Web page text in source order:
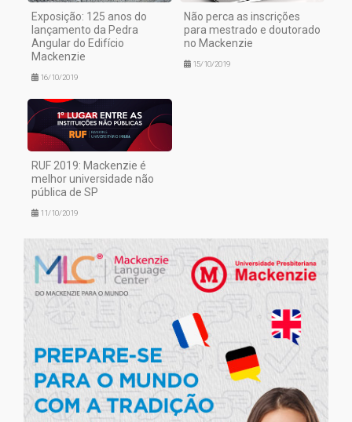
Exposição: 125 anos do
lançamento da Pedra
Angular do Edifício
Mackenzie
16/10/2019
Não perca as inscrições
para mestrado e doutorado
no Mackenzie
15/10/2019
RUF 2019: Mackenzie é
melhor universidade não
pública de SP
11/10/2019